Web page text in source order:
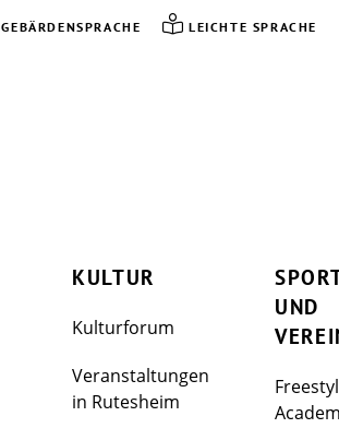
GEBÄRDENSPRACHE LEICHTE SPRACHE
KULTUR
Kulturforum
Veranstaltungen
in Rutesheim
UND